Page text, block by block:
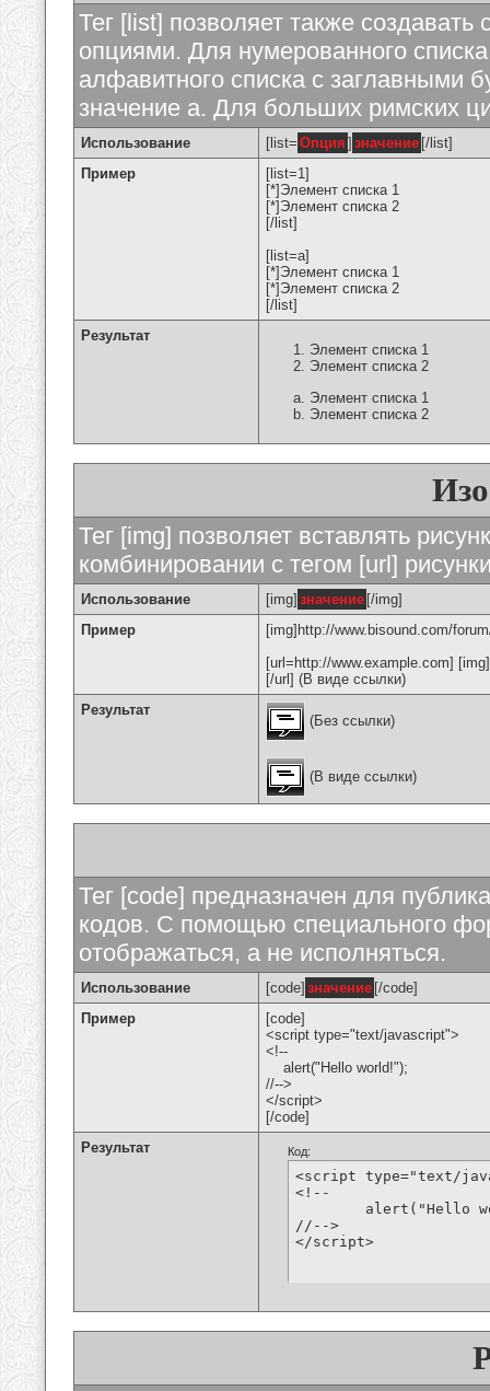
Тег [list] позволяет также
опциями. Для нумерованного
алфавитного списка с заглавными
значение а. Для больших римских
Использование [list= Опция ] значение [/list]
Пример
[list=1]
[*]Элемент списка 1
[*]Элемент списка 2
[/list]
[list=a]
[*]Элемент списка 1
[*]Элемент списка 2
[/list]
Результат
Элемент списка 1
Элемент списка 2
Элемент списка 1
Элемент списка 2
Тег [img] позволяет вставлять
комбинировании с тегом [url]
Использование [img] значение [/img]
Пример
[img]http://www.bisound.com/
[url=http://www.example.com]
[/url] (В виде ссылки)
Результат
(Без ссылки)
(В виде ссылки)
Тег [code] предназначен для
кодов. С помощью специального
отображаться, а не исполняться.
Использование [code] значение [/code]
Пример
[code]
<script type="text/javascript">
<!--
alert("Hello world!");
//-->
</script>
[/code]
Результат
Код:
<script type="text/
<!--
//-->
</script>